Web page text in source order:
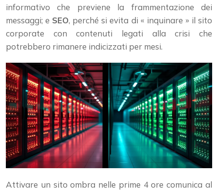
informativo che previene la frammentazione dei
messaggi; e SEO, perché si evita di « inquinare » il sito
corporate con contenuti legati alla crisi che
potrebbero rimanere indicizzati per mesi.
Attivare un sito ombra nelle prime 4 ore comunica al